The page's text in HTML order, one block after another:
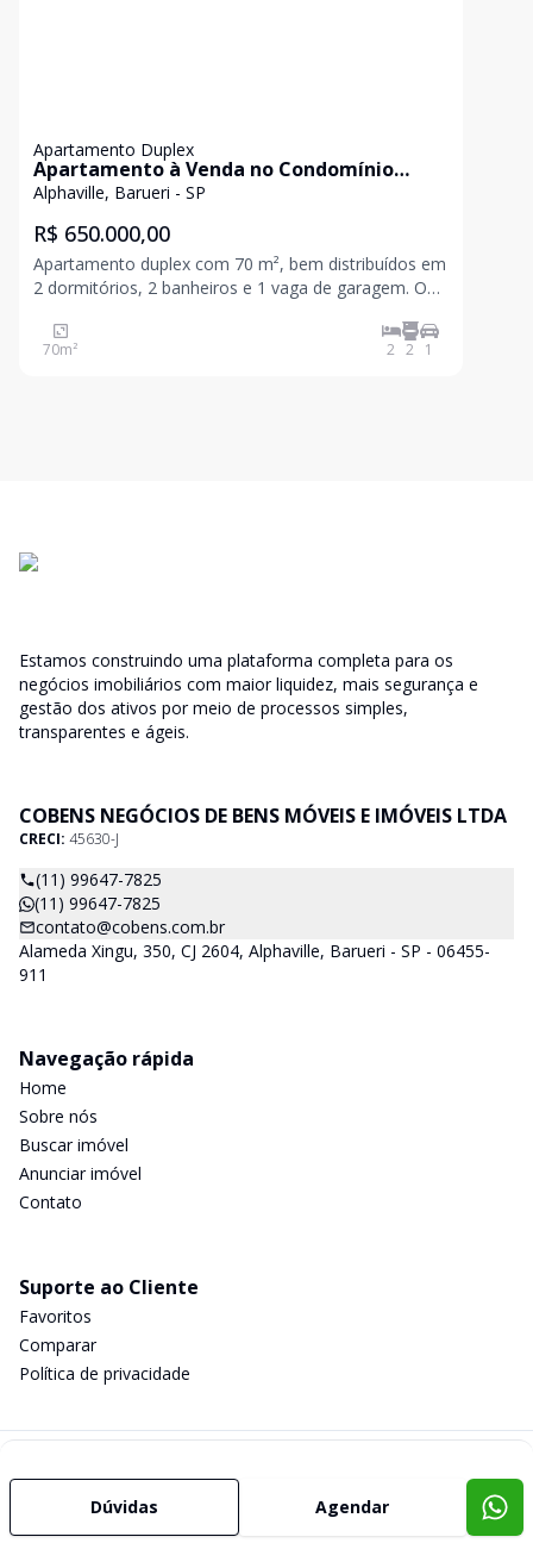
Apartamento Duplex
Apartamento à Venda no Condomínio
Duplex House - Alphaville
Alphaville, Barueri - SP
R$ 650.000,00
Apartamento duplex com 70 m², bem distribuídos em
2 dormitórios, 2 banheiros e 1 vaga de garagem. O
iluminação natural e ventilação, oferecendo conforto
e praticidade no dia a dia. Informações Gerais:
70m² 2 2 1
Dúvidas Agendar
Estamos construindo uma plataforma completa para os
negócios imobiliários com maior liquidez, mais segurança e
gestão dos ativos por meio de processos simples,
transparentes e ágeis.
COBENS NEGÓCIOS DE BENS MÓVEIS E IMÓVEIS LTDA
CRECI: 45630-J
(11) 99647-7825
(11) 99647-7825
contato@cobens.com.br
Alameda Xingu, 350, CJ 2604, Alphaville, Barueri - SP - 06455-
911
Navegação rápida
Home
Sobre nós
Buscar imóvel
Anunciar imóvel
Contato
Suporte ao Cliente
Favoritos
Comparar
Política de privacidade
Selo de Tecnologia Loft